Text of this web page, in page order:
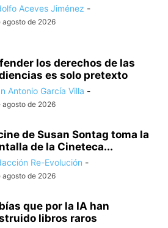
Aceves Jiménez -
agosto de 2026
los derechos de las
es solo pretexto
Antonio García Villa -
agosto de 2026
de Susan Sontag toma la
de la Cineteca...
Re-Evolución -
agosto de 2026
que por la IA han
libros raros